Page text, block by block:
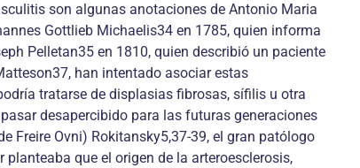
son algunas anotaciones de Antonio Maria
Gottlieb Michaelis34 en 1785, quien informa
Pelletan35 en 1810, quien describió un paciente
han intentado asociar estas
tratarse de displasias fibrosas, sífilis u otra
desapercibido para las futuras generaciones
Freire Ovni) Rokitansky5,37-39, el gran patólogo
que el origen de la arteroesclerosis,